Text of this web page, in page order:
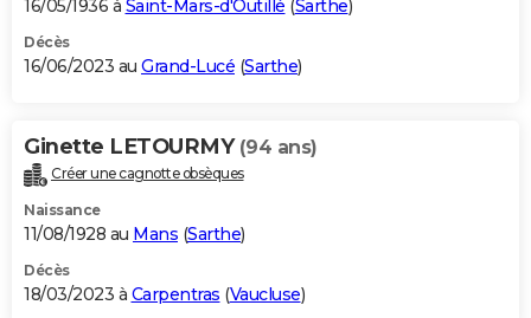
16/05/1936 à Saint-Mars-d'Outillé (Sarthe)
Décès
16/06/2023 au Grand-Lucé (Sarthe)
Ginette LETOURMY (94 ans)
Créer une cagnotte obsèques
Naissance
11/08/1928 au Mans (Sarthe)
Décès
18/03/2023 à Carpentras (Vaucluse)